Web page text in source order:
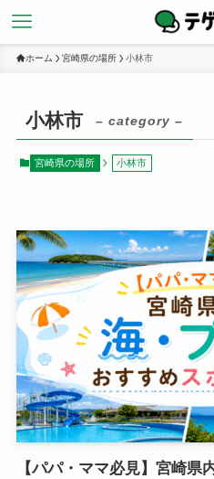
ホーム 宮崎県の場所 小林市
小林市 – category –
宮崎県の場所 小林市
【パパ・ママ必見】宮崎県